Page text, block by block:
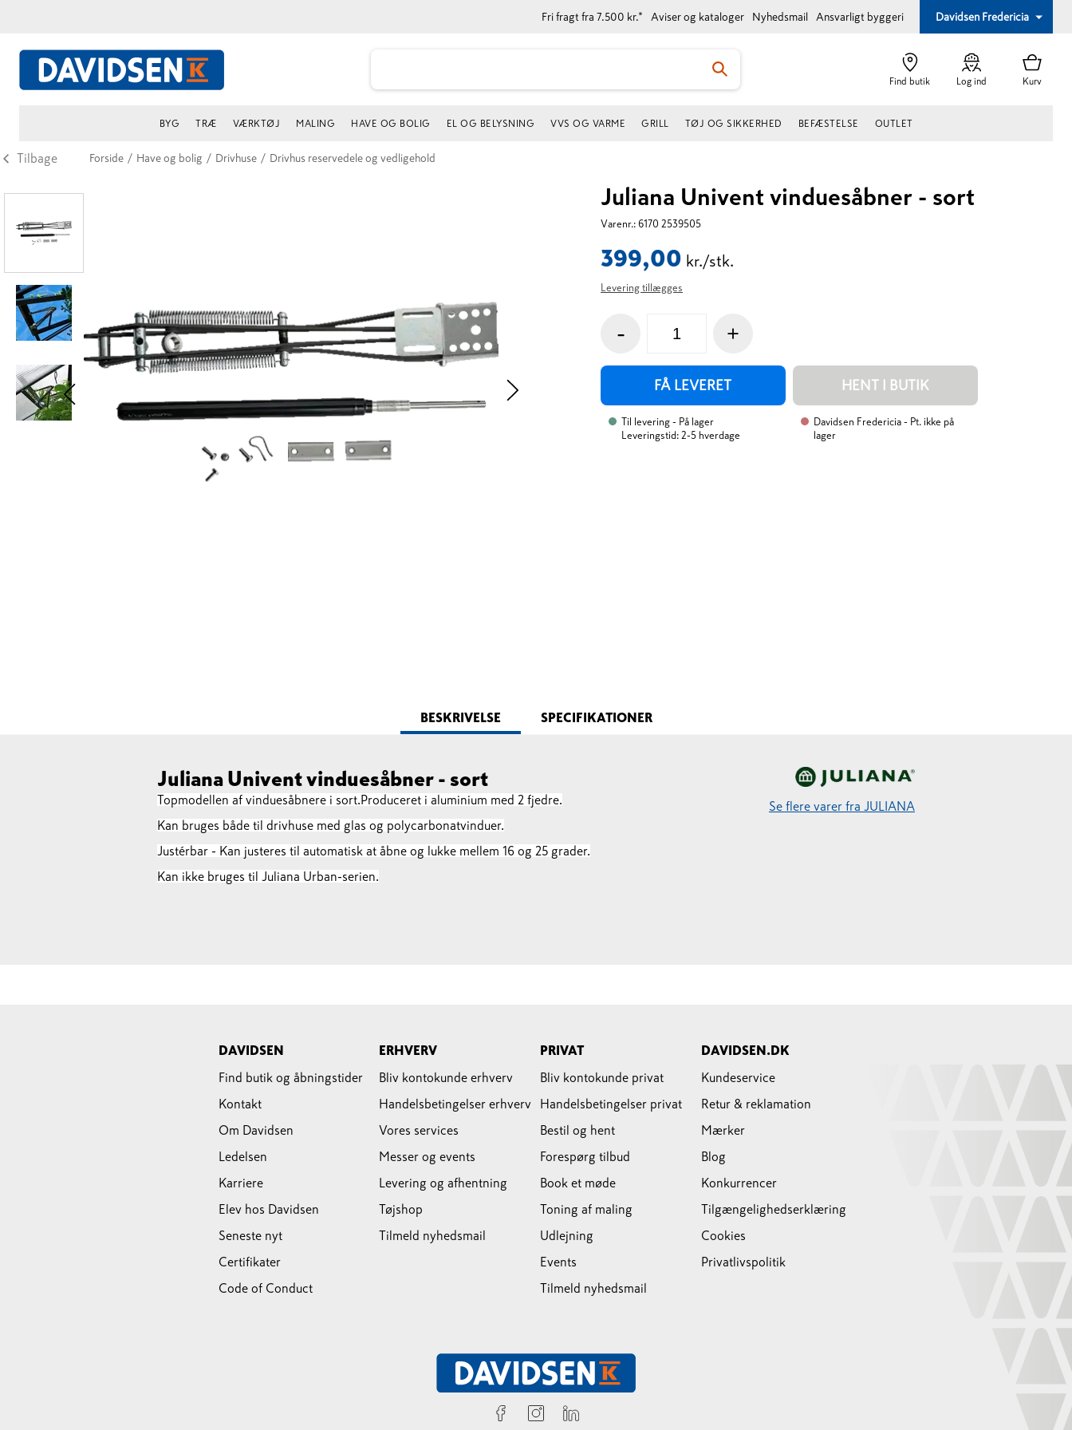
Fri fragt fra 7.500 kr.* Aviser og kataloger Nyhedsmail Ansvarligt byggeri Davidsen Fredericia
Find butik Log ind Kurv
BYG TRÆ VÆRKTØJ MALING HAVE OG BOLIG EL OG BELYSNING VVS OG VARME GRILL TØJ OG SIKKERHED BEFÆSTELSE OUTLET
Tilbage Forside / Have og bolig / Drivhuse / Drivhus reservedele og vedligehold
Juliana Univent vinduesåbner - sort
Varenr.: 6170 2539505
399,00 kr./stk.
Levering tillægges
- +
FÅ LEVERET HENT I BUTIK
Til levering - På lager
Leveringstid: 2-5 hverdage
Davidsen Fredericia - Pt. ikke på
lager
BESKRIVELSE SPECIFIKATIONER
Juliana Univent vinduesåbner - sort
Topmodellen af vinduesåbnere i sort. Produceret i aluminium med 2 fjedre.
Kan bruges både til drivhuse med glas og polycarbonatvinduer.
Justérbar - Kan justeres til automatisk at åbne og lukke mellem 16 og 25 grader.
Kan ikke bruges til Juliana Urban-serien.
Se flere varer fra JULIANA
DAVIDSEN
Find butik og åbningstider
Kontakt
Om Davidsen
Ledelsen
Karriere
Elev hos Davidsen
Seneste nyt
Certifikater
Code of Conduct
ERHVERV
Bliv kontokunde erhverv
Handelsbetingelser erhverv
Vores services
Messer og events
Levering og afhentning
Tøjshop
Tilmeld nyhedsmail
PRIVAT
Bliv kontokunde privat
Handelsbetingelser privat
Bestil og hent
Forespørg tilbud
Book et møde
Toning af maling
Udlejning
Events
Tilmeld nyhedsmail
DAVIDSEN.DK
Kundeservice
Retur & reklamation
Mærker
Blog
Konkurrencer
Tilgængelighedserklæring
Cookies
Privatlivspolitik